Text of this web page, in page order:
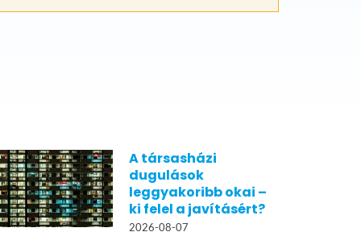
A társasházi
dugulások
leggyakoribb okai –
ki felel a javításért?
2026-08-07